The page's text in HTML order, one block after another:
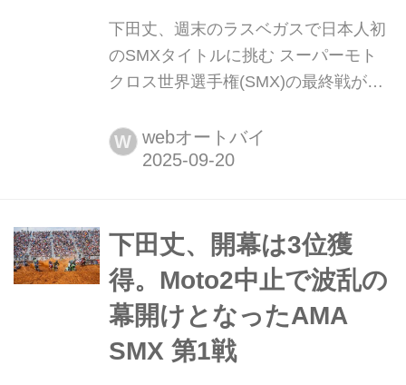
下田丈、週末のラスベガスで日本人初
のSMXタイトルに挑む スーパーモト
クロス世界選手権(SMX)の最終戦が、
ガスのThe Strip at Las Vegas Motor
Speedwayで開催。シーズン31戦を締
挑みます
W webオートバイ
下田丈、開幕は3位獲
得。Moto2中止で波乱の
幕開けとなったAMA
SMX 第1戦